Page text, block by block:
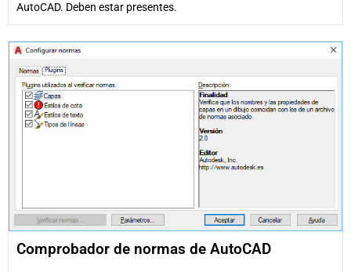
AutoCAD. Deben estar presentes.
Comprobador de normas de AutoCAD